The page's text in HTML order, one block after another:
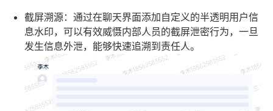
截屏溯源 ：通过在聊天界面添加自定义的半透明用户信
息水印，可以有效威慑内部人员的截屏泄密行为，一旦
发生信息外泄，能够快速追溯到责任人。